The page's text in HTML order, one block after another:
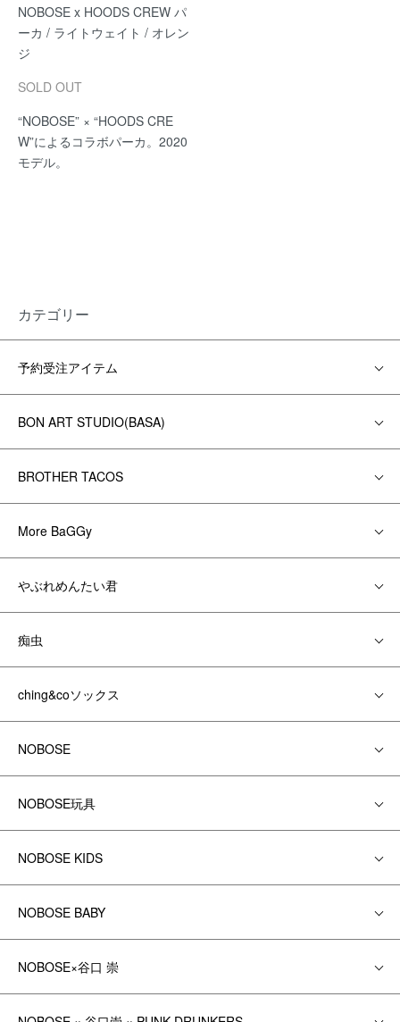
NOBOSE x HOODS CREW パ
ーカ / ライトウェイト / オレン
ジ
SOLD OUT
“NOBOSE” × “HOODS CRE
W”によるコラボパーカ。2020
モデル。
カテゴリー
予約受注アイテム
BON ART STUDIO(BASA)
BROTHER TACOS
More BaGGy
やぶれめんたい君
痴虫
ching&coソックス
NOBOSE
NOBOSE玩具
NOBOSE KIDS
NOBOSE BABY
NOBOSE×谷口 崇